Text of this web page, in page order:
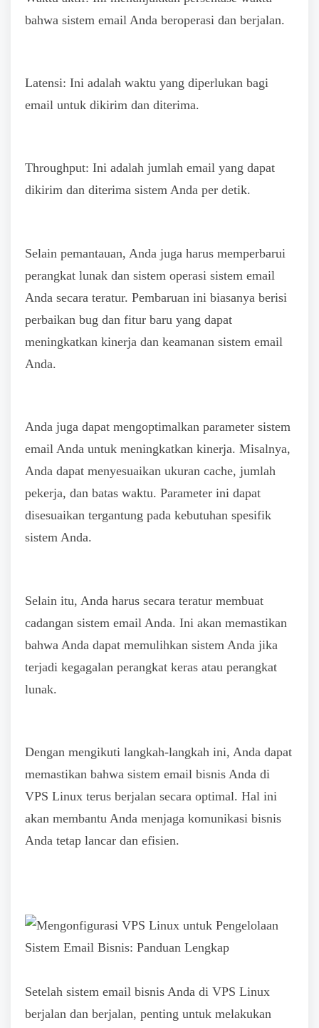
bahwa sistem email Anda beroperasi dan berjalan.
Latensi: Ini adalah waktu yang diperlukan bagi
email untuk dikirim dan diterima.
Throughput: Ini adalah jumlah email yang dapat
dikirim dan diterima sistem Anda per detik.
Selain pemantauan, Anda juga harus memperbarui
perangkat lunak dan sistem operasi sistem email
Anda secara teratur. Pembaruan ini biasanya berisi
perbaikan bug dan fitur baru yang dapat
meningkatkan kinerja dan keamanan sistem email
Anda.
Anda juga dapat mengoptimalkan parameter sistem
email Anda untuk meningkatkan kinerja. Misalnya,
Anda dapat menyesuaikan ukuran cache, jumlah
pekerja, dan batas waktu. Parameter ini dapat
disesuaikan tergantung pada kebutuhan spesifik
sistem Anda.
Selain itu, Anda harus secara teratur membuat
cadangan sistem email Anda. Ini akan memastikan
bahwa Anda dapat memulihkan sistem Anda jika
terjadi kegagalan perangkat keras atau perangkat
lunak.
Dengan mengikuti langkah-langkah ini, Anda dapat
memastikan bahwa sistem email bisnis Anda di
VPS Linux terus berjalan secara optimal. Hal ini
akan membantu Anda menjaga komunikasi bisnis
Anda tetap lancar dan efisien.
Setelah sistem email bisnis Anda di VPS Linux
berjalan dan berjalan, penting untuk melakukan